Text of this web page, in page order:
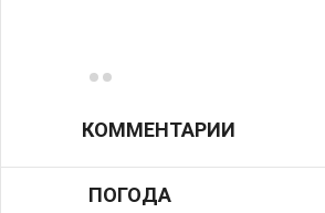
КОММЕНТАРИИ
ПОГОДА